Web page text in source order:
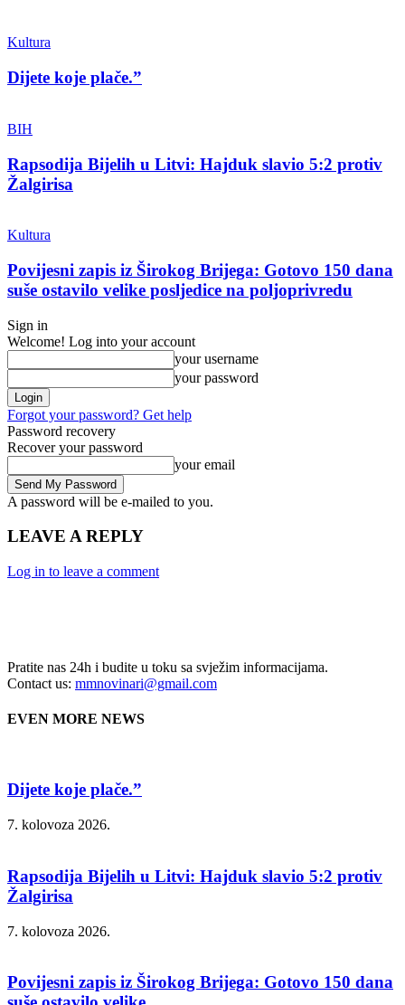
Kultura
Dijete koje plače.”
BIH
Rapsodija Bijelih u Litvi: Hajduk slavio 5:2 protiv
Žalgirisa
Kultura
Povijesni zapis iz Širokog Brijega: Gotovo 150 dana
suše ostavilo velike posljedice na poljoprivredu
Sign in
Welcome! Log into your account
your username
your password
Forgot your password? Get help
Password recovery
Recover your password
your email
A password will be e-mailed to you.
LEAVE A REPLY
Log in to leave a comment
Pratite nas 24h i budite u toku sa svježim informacijama.
Contact us: mmnovinari@gmail.com
EVEN MORE NEWS
Dijete koje plače.”
7. kolovoza 2026.
Rapsodija Bijelih u Litvi: Hajduk slavio 5:2 protiv
Žalgirisa
7. kolovoza 2026.
Povijesni zapis iz Širokog Brijega: Gotovo 150 dana